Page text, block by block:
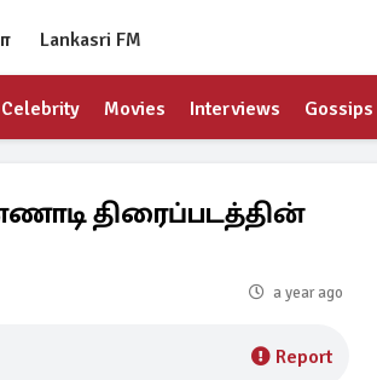
Lankasri FM
Celebrity Movies Interviews Gossips
திரைப்படத்தின்
a year ago
Report